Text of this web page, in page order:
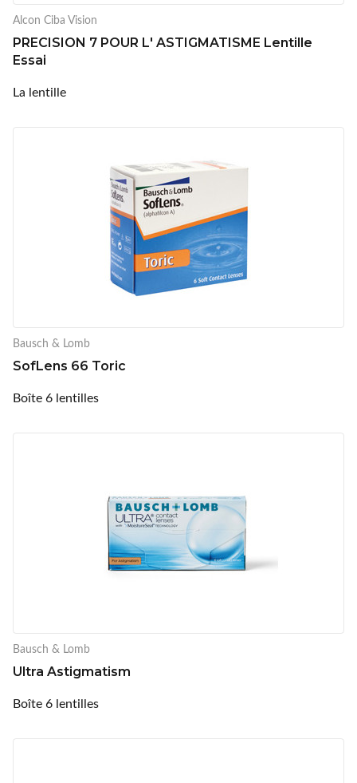
Alcon Ciba Vision
PRECISION 7 POUR L' ASTIGMATISME Lentille
Essai
La lentille
Bausch & Lomb
SofLens 66 Toric
Boîte 6 lentilles
Bausch & Lomb
Ultra Astigmatism
Boîte 6 lentilles